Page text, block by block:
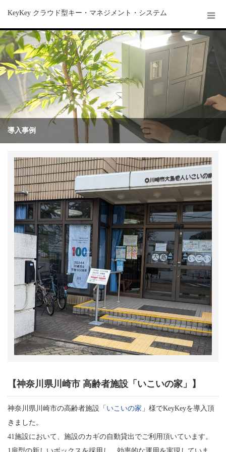
KeyKey クラウド型キー・マネジメント・システム
導入事例
【神奈川県川崎市 高齢者施設「いこいの家」】
神奈川県川崎市の高齢者施設「 いこいの家 」様でKeyKeyを導入頂
きました。
41施設において、施設のカギの自動貸出でご利用頂いています。